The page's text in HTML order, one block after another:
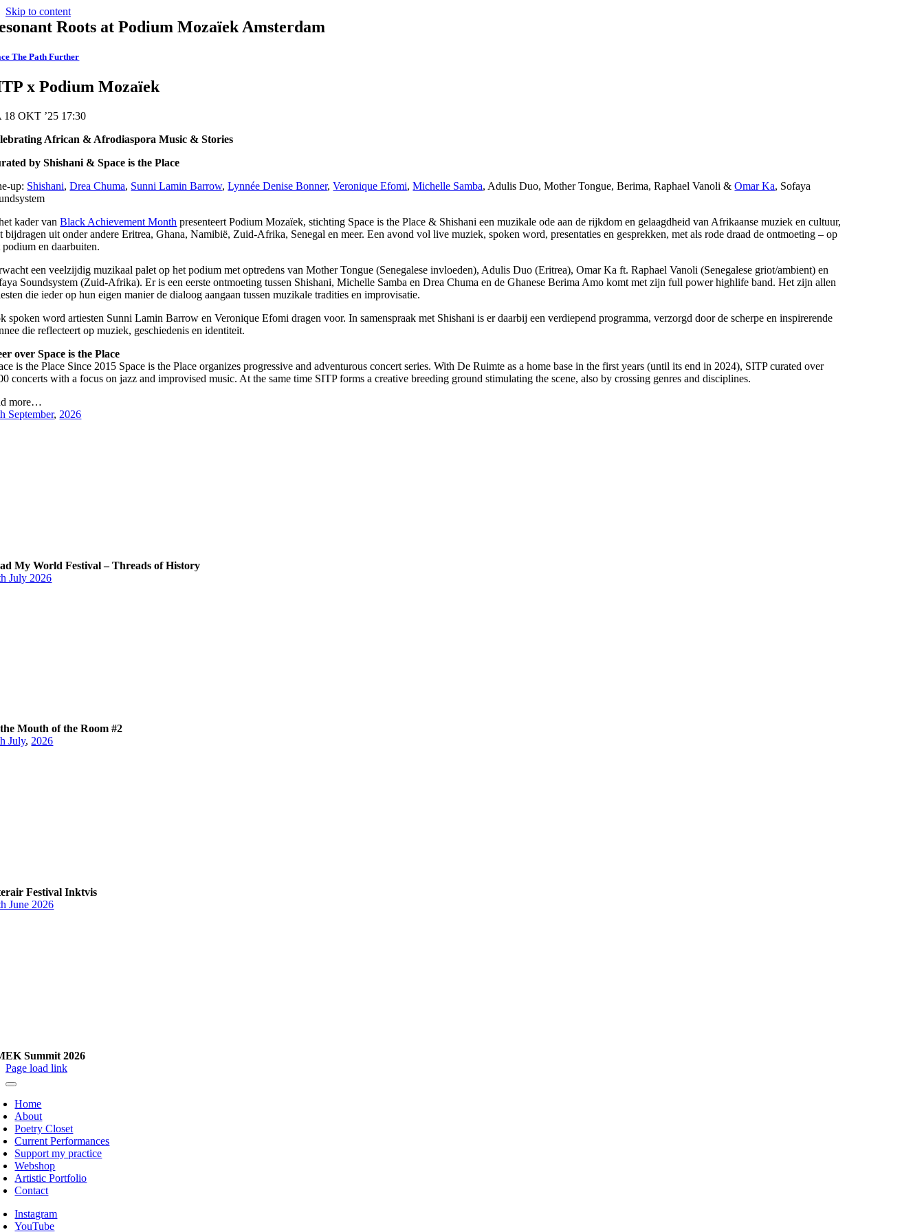
Skip to content
Roots at Podium Mozaïek Amsterdam
The Path Further
x Podium Mozaïek
18 OKT ’25 17:30
African & Afrodiaspora Music & Stories
by Shishani & Space is the Place
up: Shishani,Drea Chuma, Sunni Lamin Barrow,Lynnée Denise Bonner,Veronique Efomi,Michelle Samba, Adulis Duo, Mother Tongue, Berima, Raphael Vanoli &Omar Ka, Sofaya
kader vanBlack Achievement Month presenteert Podium Mozaïek, stichting Space is the Place & Shishani een muzikale ode aan de rijkdom en gelaagdheid van Afrikaanse muziek en cultuur,
bijdragen uit onder andere Eritrea, Ghana, Namibië, Zuid-Afrika, Senegal en meer. Een avond vol live muziek, spoken word, presentaties en gesprekken, met als rode draad de ontmoeting – op
podium en daarbuiten.
een veelzijdig muzikaal palet op het podium met optredens van Mother Tongue (Senegalese invloeden), Adulis Duo (Eritrea), Omar Ka ft. Raphael Vanoli (Senegalese griot/ambient) en
Soundsystem (Zuid-Afrika). Er is een eerste ontmoeting tussen Shishani, Michelle Samba en Drea Chuma en de Ghanese Berima Amo komt met zijn full power highlife band. Het zijn allen
die ieder op hun eigen manier de dialoog aangaan tussen muzikale tradities en improvisatie.
spoken word artiesten Sunni Lamin Barrow en Veronique Efomi dragen voor. In samenspraak met Shishani is er daarbij een verdiepend programma, verzorgd door de scherpe en inspirerende
die reflecteert op muziek, geschiedenis en identiteit.
over Space is the Place
is the Place Since 2015 Space is the Place organizes progressive and adventurous concert series. With De Ruimte as a home base in the first years (until its end in 2024), SITP curated over
concerts with a focus on jazz and improvised music. At the same time SITP forms a creative breeding ground stimulating the scene, also by crossing genres and disciplines.
more…
September, 2026
My World Festival – Threads of History
July 2026
Mouth of the Room #2
July,2026
Festival Inktvis
June 2026
Summit 2026
Page load link
Home
About
Poetry Closet
Current Performances
Support my practice
Webshop
Artistic Portfolio
Contact
Instagram
YouTube